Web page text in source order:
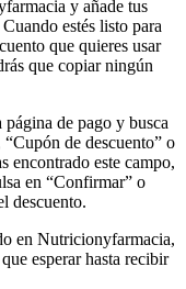
y añade tus
estés listo para
que quieres usar
que copiar ningún
página de pago y busca
de descuento” o
encontrado este campo,
en “Confirmar” o
descuento.
en Nutricionyfarmacia,
esperar hasta recibir